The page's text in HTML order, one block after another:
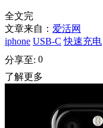
全文完
文章来自： 爱活网
iphone USB-C 快速充电
分享至: 0
了解更多